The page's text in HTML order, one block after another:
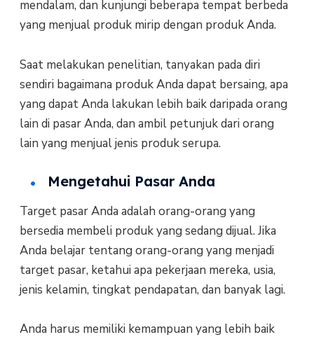
mendalam, dan kunjungi beberapa tempat berbeda
yang menjual produk mirip dengan produk Anda.
Saat melakukan penelitian, tanyakan pada diri
sendiri bagaimana produk Anda dapat bersaing, apa
yang dapat Anda lakukan lebih baik daripada orang
lain di pasar Anda, dan ambil petunjuk dari orang
lain yang menjual jenis produk serupa.
Mengetahui Pasar Anda
Target pasar Anda adalah orang-orang yang
bersedia membeli produk yang sedang dijual. Jika
Anda belajar tentang orang-orang yang menjadi
target pasar, ketahui apa pekerjaan mereka, usia,
jenis kelamin, tingkat pendapatan, dan banyak lagi.
Anda harus memiliki kemampuan yang lebih baik